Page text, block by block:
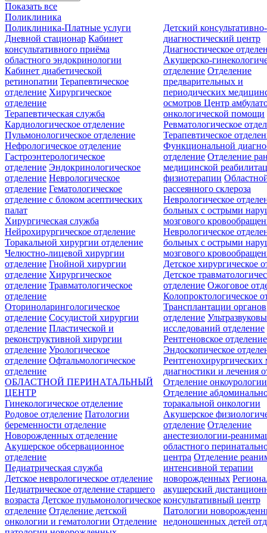
Показать все
Поликлиника
Поликлиника-Платные услуги
Дневной стационар Кабинет
консультативного приёма
областного эндокринологии
Кабинет диабетической
ретинопатии Терапевтическое
отделение Хирургическое
отделение
Детский консультативно-
диагностический центр
Диагностическое
Акушерско-
отделение Отделение
предварительных и
периодических
осмотровЦентр
онкологической помощи
Терапевтическая служба
Кардиологическое отделение
Пульмонологическое отделение
Нефрологическое отделение
Гастроэнтерологическое
отделение Эндокринологическое
отделение Неврологическое
отделение Гематологическое
отделение c блоком асептических
палат
Ревматологическое
Терапевтическое
Функциональной
отделение Отделение
медицинской
физиотерапии
рассеянного склероза
Неврологическое
больных с острыми
мозгового
Неврологическое
больных с острыми
мозгового
Хирургическая служба
Нейрохирургическое отделение
Торакальной хирургии отделение
Челюстно-лицевой хирургии
отделение Гнойной хирургии
отделение Хирургическое
отделение Травматологическое
отделение
Оториноларингологическое
отделение Сосудистой хирургии
отделение Пластической и
реконструктивной хирургии
отделение Урологическое
отделение Офтальмологическое
отделение
Детское хирургическое
Детское
отделение Ожоговое
Колопроктологическое
Трансплантации органов
отделение
исследований отделение
Рентгеновское отделение
Эндоскопическое
Рентгенохирургических
диагностики и лечения
Отделение онкоурологии
Отделение
торакальной онкологии
ОБЛАСТНОЙ ПЕРИНАТАЛЬНЫЙ
ЦЕНТР
Гинекологическое отделение
Родовое отделение Патологии
беременности отделение
Новорожденных отделение
Акушерское обсервационное
отделение
Акушерское
отделение Отделение
анестезиологии-
областного
центра Отделение
интенсивной терапии
новорожденных
акушерский
консультативный центр
Патологии
недоношенных детей
Педиатрическая служба
Детское неврологическое отделение
Педиатрическое отделение старшего
возраста Детское пульмонологическое
отделение Отделение детской
онкологии и гематологии Отделение